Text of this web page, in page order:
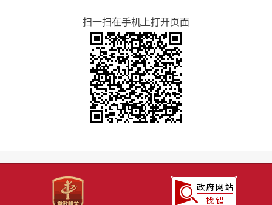
扫一扫在手机上打开页面